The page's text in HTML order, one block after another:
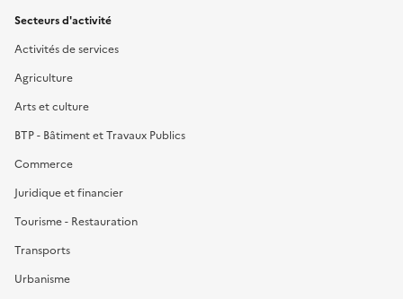
Secteurs d'activité
Activités de services
Agriculture
Arts et culture
BTP - Bâtiment et Travaux Publics
Commerce
Juridique et financier
Tourisme - Restauration
Transports
Urbanisme